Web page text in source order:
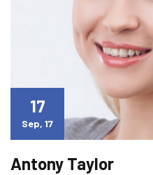
17
Sep, 17
Antony Taylor